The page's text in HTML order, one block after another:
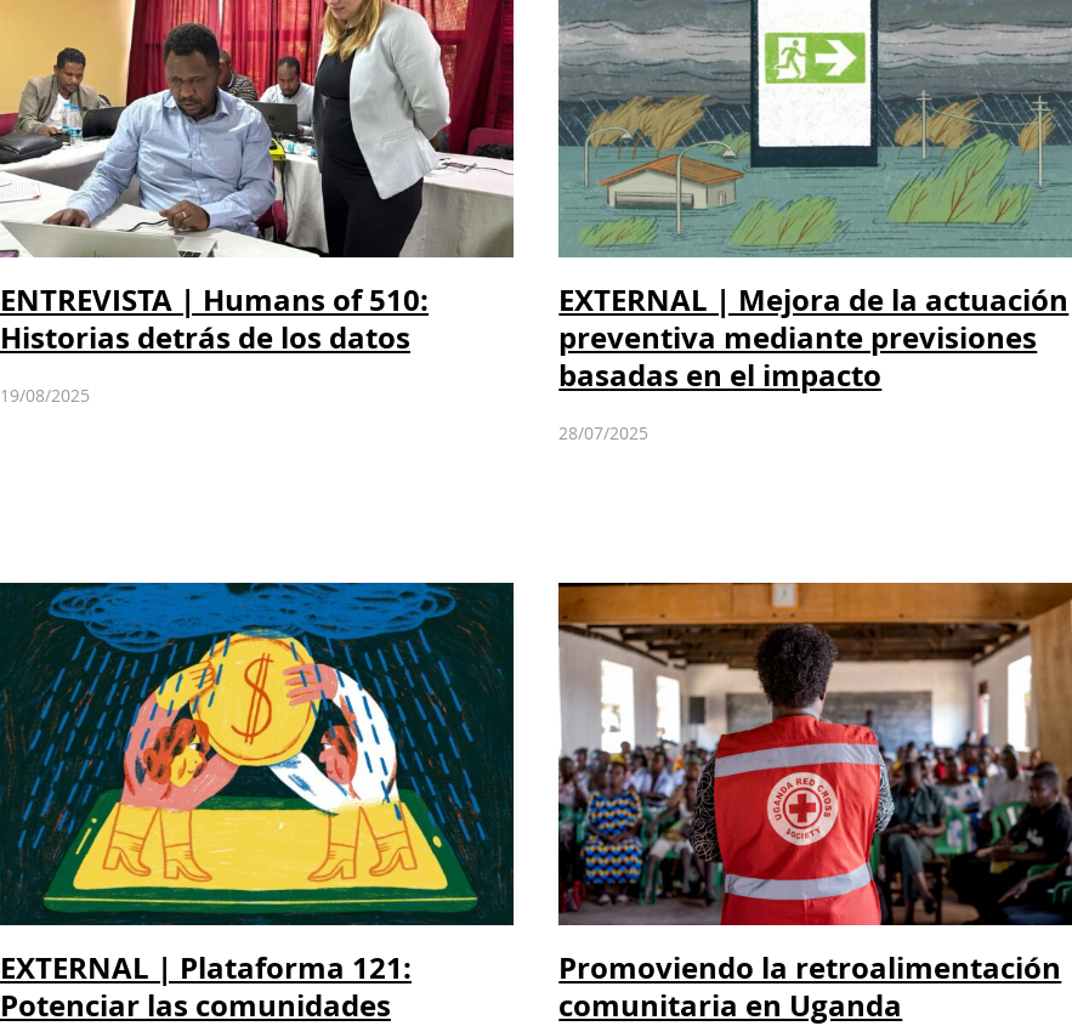
ENTREVISTA | Humans of 510:
Historias detrás de los datos
19/08/2025
EXTERNAL | Mejora de la actuación
preventiva mediante previsiones
basadas en el impacto
28/07/2025
EXTERNAL | Plataforma 121:
Potenciar las comunidades
Promoviendo la retroalimentación
comunitaria en Uganda